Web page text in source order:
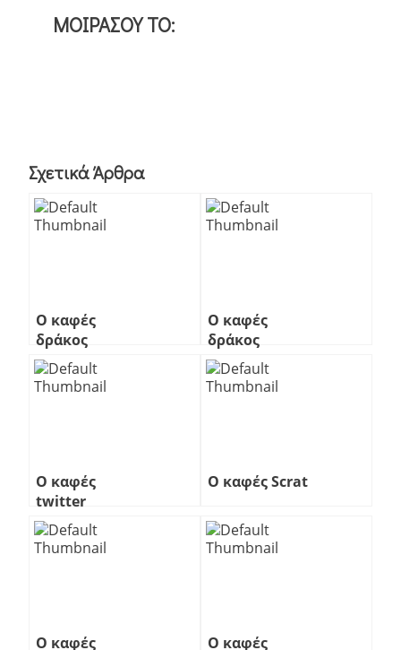
ΜΟΙΡΑΣΟΥ ΤΟ:
Σχετικά Άρθρα
Ο καφές
δράκος
Ο καφές
δράκος
Ο καφές
twitter
Ο καφές Scrat
Ο καφές Ο καφές